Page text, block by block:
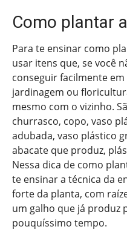
Como plantar
Para te ensinar como
usar itens que, se você
conseguir facilmente
jardinagem ou
mesmo com o vizinho.
churrasco, copo, vaso
adubada, vaso plástico
abacate que produz,
Nessa dica de como
te ensinar a técnica da
forte da planta, com
um galho que já produz
pouquíssimo tempo.